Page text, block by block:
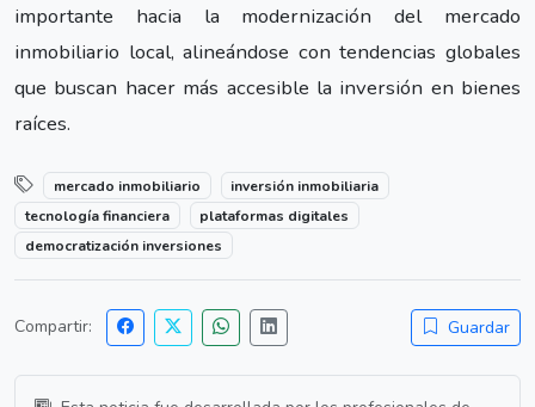
importante hacia la modernización del mercado
inmobiliario local, alineándose con tendencias globales
que buscan hacer más accesible la inversión en bienes
raíces.
mercado inmobiliario
inversión inmobiliaria
tecnología financiera
plataformas digitales
democratización inversiones
Compartir: Guardar